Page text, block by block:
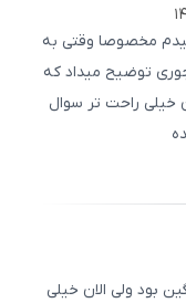
مخصوصا وقتی به
توضیح میداد که
خیلی راحت تر سوال
بود ولی الان خیلی